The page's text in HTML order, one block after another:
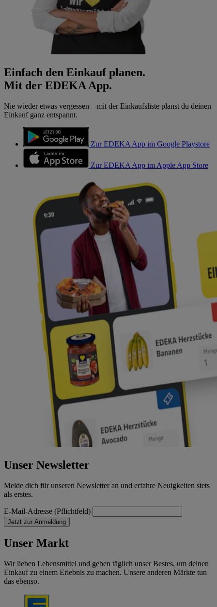
Einfach den Einkauf planen.
Mit der EDEKA App.
Nie wieder etwas vergessen – mit der Einkaufsliste planst du deinen
Einkauf ganz entspannt.
Zur EDEKA App im Google Playstore
Zur EDEKA App im Apple App Store
Unser Newsletter
Melde dich für unseren Newsletter an und erfahre Neuigkeiten stets
als erstes.
E-Mail-Adresse (Pflichtfeld)
Jetzt zur Anmeldung
Unser Markt
Wir lieben Lebensmittel und geben täglich unser Bestes, um deinen
Einkauf zu einem Erlebnis zu machen. Unsere anderen Märkte tun
das ebenso.